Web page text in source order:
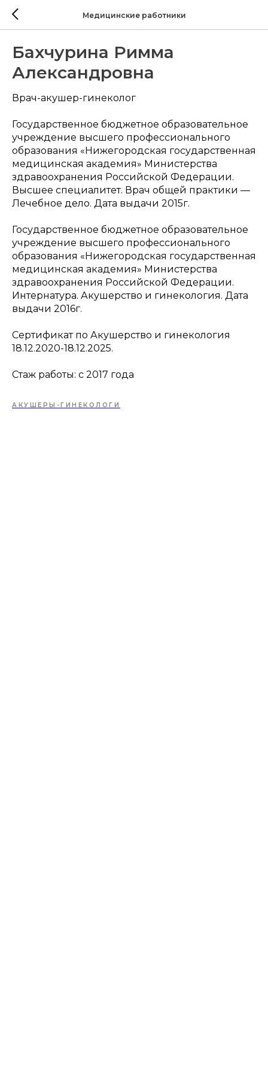
Медицинские работники
Бахчурина Римма
Александровна
Врач-акушер-гинеколог
Государственное бюджетное образовательное
учреждение высшего профессионального
образования «Нижегородская государственная
медицинская академия» Министерства
здравоохранения Российской Федерации.
Высшее специалитет. Врач общей практики —
Лечебное дело. Дата выдачи 2015г.
Государственное бюджетное образовательное
учреждение высшего профессионального
образования «Нижегородская государственная
медицинская академия» Министерства
здравоохранения Российской Федерации.
Интернатура. Акушерство и гинекология. Дата
выдачи 2016г.
Сертификат по Акушерство и гинекология
18.12.2020-18.12.2025.
Стаж работы: с 2017 года
АКУШЕРЫ-ГИНЕКОЛОГИ